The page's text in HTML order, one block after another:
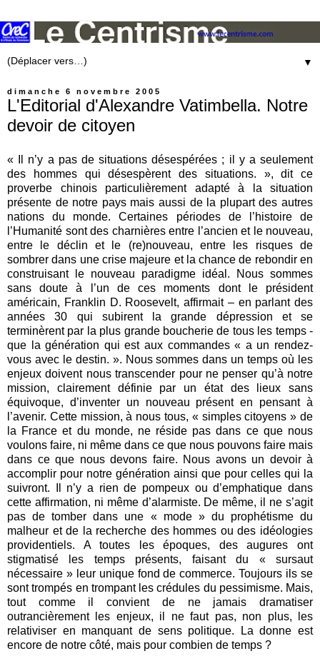
▼
dimanche 6 novembre 2005
L'Editorial d'Alexandre Vatimbella. Notre
devoir de citoyen
« Il n’y a pas de situations désespérées ; il y a seulement
des hommes qui désespèrent des situations. », dit ce
proverbe chinois particulièrement adapté à la situation
présente de notre pays mais aussi de la plupart des autres
nations du monde. Certaines périodes de l’histoire de
l’Humanité sont des charnières entre l’ancien et le nouveau,
entre le déclin et le (re)nouveau, entre les risques de
sombrer dans une crise majeure et la chance de rebondir en
construisant le nouveau paradigme idéal. Nous sommes
sans doute à l’un de ces moments dont le président
américain, Franklin D. Roosevelt, affirmait – en parlant des
années 30 qui subirent la grande dépression et se
terminèrent par la plus grande boucherie de tous les temps -
que la génération qui est aux commandes « a un rendez-
vous avec le destin. ». Nous sommes dans un temps où les
enjeux doivent nous transcender pour ne penser qu’à notre
mission, clairement définie par un état des lieux sans
équivoque, d’inventer un nouveau présent en pensant à
l’avenir. Cette mission, à nous tous, « simples citoyens » de
la France et du monde, ne réside pas dans ce que nous
voulons faire, ni même dans ce que nous pouvons faire mais
dans ce que nous devons faire. Nous avons un devoir à
accomplir pour notre génération ainsi que pour celles qui la
suivront. Il n’y a rien de pompeux ou d’emphatique dans
cette affirmation, ni même d’alarmiste. De même, il ne s’agit
pas de tomber dans une « mode » du prophétisme du
malheur et de la recherche des hommes ou des idéologies
providentiels. A toutes les époques, des augures ont
stigmatisé les temps présents, faisant du « sursaut
nécessaire » leur unique fond de commerce. Toujours ils se
sont trompés en trompant les crédules du pessimisme. Mais,
tout comme il convient de ne jamais dramatiser
outrancièrement les enjeux, il ne faut pas, non plus, les
relativiser en manquant de sens politique. La donne est
encore de notre côté, mais pour combien de temps ?